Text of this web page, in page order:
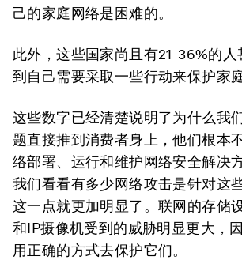
己的家庭网络是困难的。
此外，这些国家尚且有21-36%的人
到自己需要采取一些行动来保护家
这些数字已经清楚说明了为什么我
题直接推到消费者身上，他们根本
络部署、运行和维护网络安全解决
我们看看有多少网络攻击是针对这
这一点就更加明显了。联网的存储
和IP摄像机受到的威胁明显更大，
用正确的方式去保护它们。